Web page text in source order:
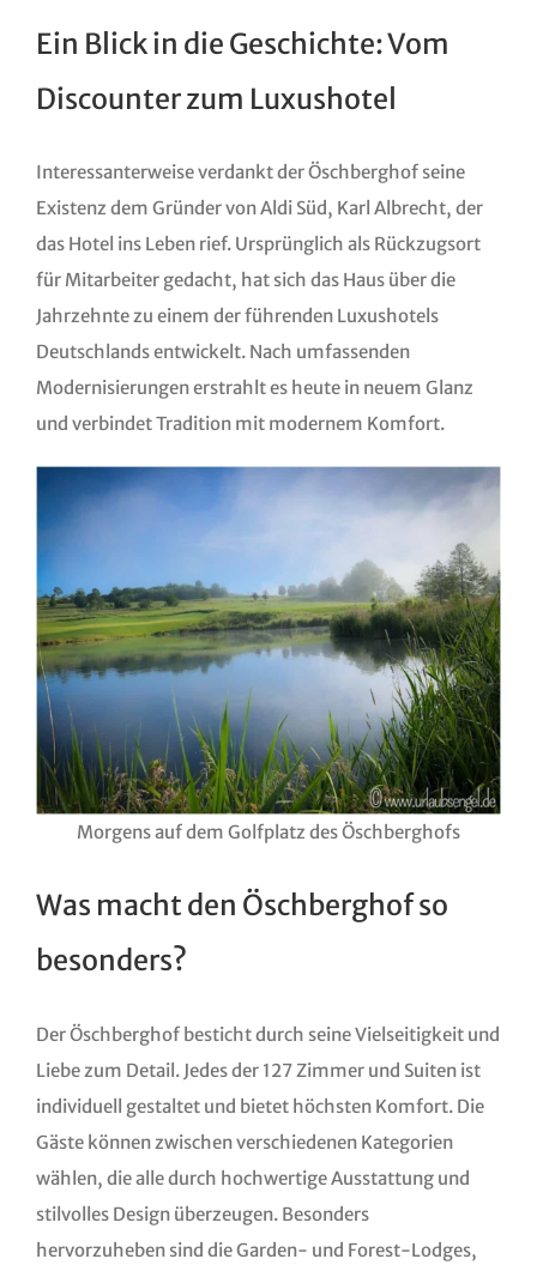
Ein Blick in die Geschichte: Vom
Discounter zum Luxushotel
Interessanterweise verdankt der Öschberghof seine
Existenz dem Gründer von Aldi Süd, Karl Albrecht, der
das Hotel ins Leben rief. Ursprünglich als Rückzugsort
für Mitarbeiter gedacht, hat sich das Haus über die
Jahrzehnte zu einem der führenden Luxushotels
Deutschlands entwickelt. Nach umfassenden
Modernisierungen erstrahlt es heute in neuem Glanz
und verbindet Tradition mit modernem Komfort.
Morgens auf dem Golfplatz des Öschberghofs
Was macht den Öschberghof so
besonders?
Der Öschberghof besticht durch seine Vielseitigkeit und
Liebe zum Detail. Jedes der 127 Zimmer und Suiten ist
individuell gestaltet und bietet höchsten Komfort. Die
Gäste können zwischen verschiedenen Kategorien
wählen, die alle durch hochwertige Ausstattung und
stilvolles Design überzeugen. Besonders
hervorzuheben sind die Garden- und Forest-Lodges,